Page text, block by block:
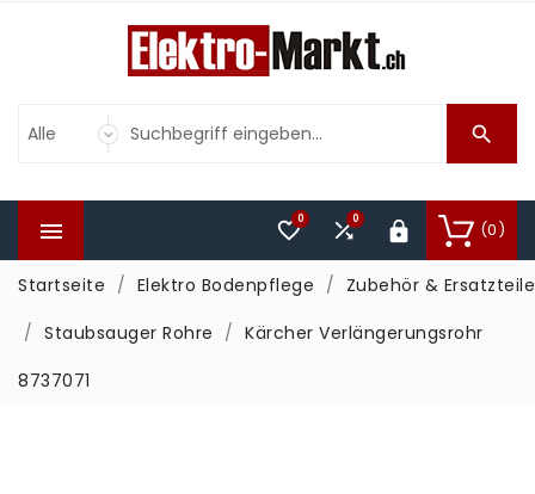

 (0)

0
0
Startseite Elektro Bodenpflege
Zubehör & Ersatzteile
Staubsauger Rohre
Kärcher Verlängerungsrohr
8737071